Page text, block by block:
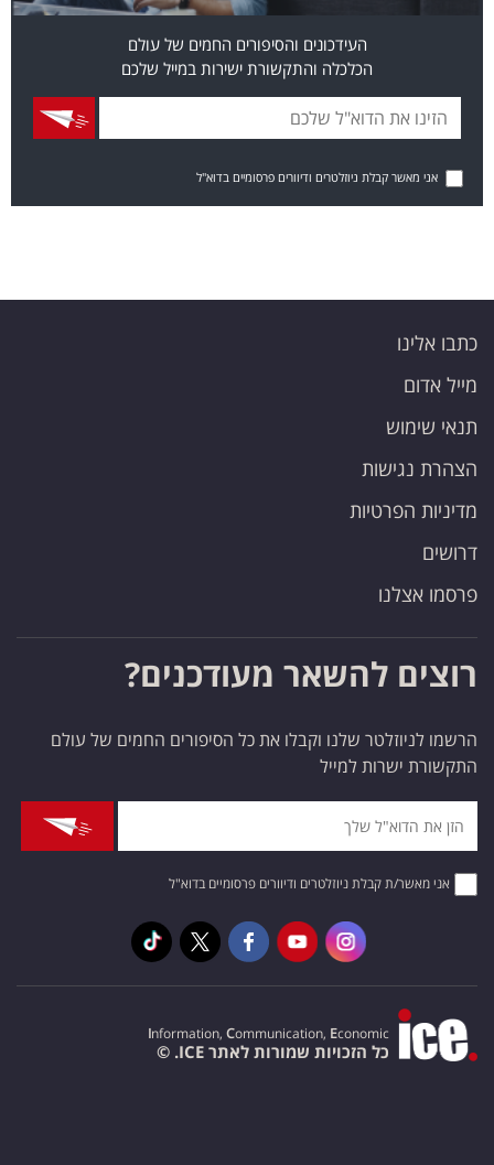
העידכונים והסיפורים החמים של עולם
הכלכלה והתקשורת ישירות במייל שלכם
אני מאשר קבלת ניוזלטרים ודיוורים פרסומיים בדוא"ל
כתבו אלינו
מייל אדום
תנאי שימוש
הצהרת נגישות
מדיניות הפרטיות
דרושים
פרסמו אצלנו
רוצים להשאר מעודכנים?
הרשמו לניוזלטר שלנו וקבלו את כל הסיפורים החמים של עולם
התקשורת ישרות למייל
אני מאשר/ת קבלת ניוזלטרים ודיוורים פרסומיים בדוא"ל
Information, Communication, Economic
כל הזכויות שמורות לאתר ICE. ©